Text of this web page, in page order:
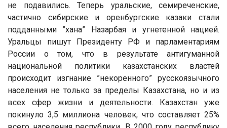
не подавились. Теперь уральские, семиреченские,
частично сибирские и оренбургские казаки стали
подданными ”хана” Назарбая и угнетенной нацией.
Уральцы пишут Президенту РФ и парламентариям
России о том, что в результате антигуманной
национальной политики казахстанских властей
происходит изгнание ”некоренного” русскоязычного
населения не только за пределы Казахстана, но и из
всех сфер жизни и деятельности. Казахстан уже
покинуло 3,5 миллиона человек, что составляет 25%